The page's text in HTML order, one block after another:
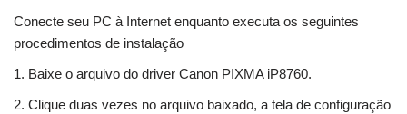
Conecte seu PC à Internet enquanto executa os seguintes
procedimentos de instalação
1. Baixe o arquivo do driver Canon PIXMA iP8760.
2. Clique duas vezes no arquivo baixado, a tela de configuração